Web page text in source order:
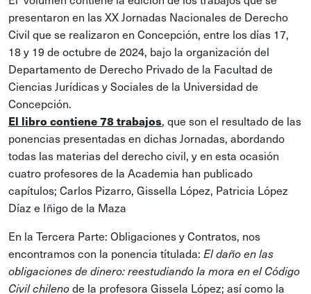
presentaron en las XX Jornadas Nacionales de Derecho
Civil que se realizaron en Concepción, entre los días 17,
18 y 19 de octubre de 2024, bajo la organización del
Departamento de Derecho Privado de la Facultad de
Ciencias Jurídicas y Sociales de la Universidad de
Concepción.
El libro contiene 78 trabajos, que son el resultado de las
ponencias presentadas en dichas Jornadas, abordando
todas las materias del derecho civil, y en esta ocasión
cuatro profesores de la Academia han publicado
capítulos; Carlos Pizarro, Gissella López, Patricia López
Díaz e Iñigo de la Maza
En la Tercera Parte: Obligaciones y Contratos, nos
encontramos con la ponencia títulada: El daño en las
obligaciones de dinero: reestudiando la mora en el Código
Civil chilenode la profesora Gissela López; así como la